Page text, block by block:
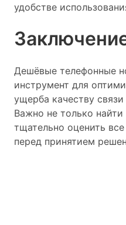
удобстве
Дешёвые телефонные
инструмент для
ущерба качеству
Важно не только
тщательно оценить
перед принятием